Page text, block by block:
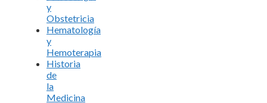
y
Obstetricia
Hematología
y
Hemoterapia
Historia
de
la
Medicina